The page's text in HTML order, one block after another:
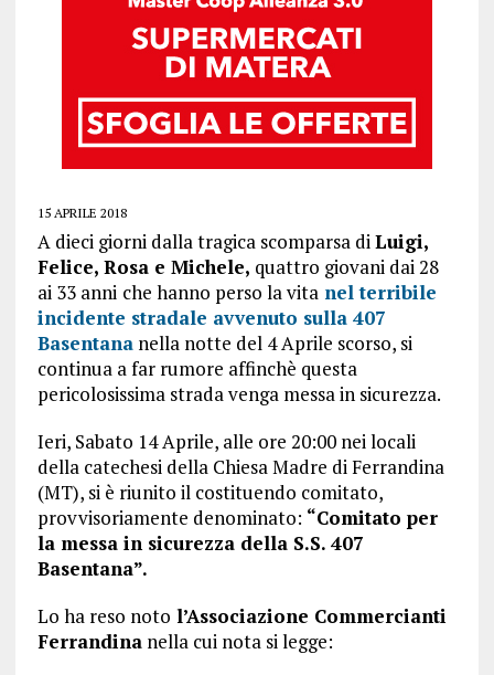
15 APRILE 2018
A dieci giorni dalla tragica scomparsa diLuigi,
Felice, Rosa e Michele, quattro giovani dai 28
ai 33 anni che hanno perso la vitanel terribile
incidente stradale avvenuto sulla 407
Basentananella notte del 4 Aprile scorso, si
continua a far rumore affinchè questa
pericolosissima strada venga messa in sicurezza.
Ieri, Sabato 14 Aprile, alle ore 20:00 nei locali
della catechesi della Chiesa Madre di Ferrandina
(MT), si è riunito il costituendo comitato,
provvisoriamente denominato: “Comitato per
la messa in sicurezza della S.S. 407
Basentana”.
Lo ha reso noto l’Associazione Commercianti
Ferrandinanella cui nota si legge: